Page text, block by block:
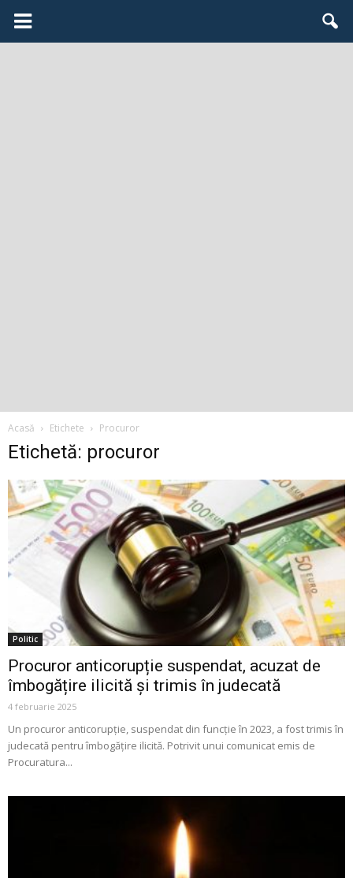
Acasă Etichete Procuror
Etichetă: procuror
Politic
Procuror anticorupție suspendat, acuzat de
îmbogățire ilicită și trimis în judecată
4 februarie 2025
Un procuror anticorupție, suspendat din funcție în 2023, a fost trimis în
judecată pentru îmbogățire ilicită. Potrivit unui comunicat emis de
Procuratura...